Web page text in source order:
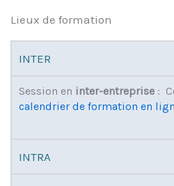
Lieux de formation
INTER
Session en inter-entreprise :
calendrier de formation en
INTRA